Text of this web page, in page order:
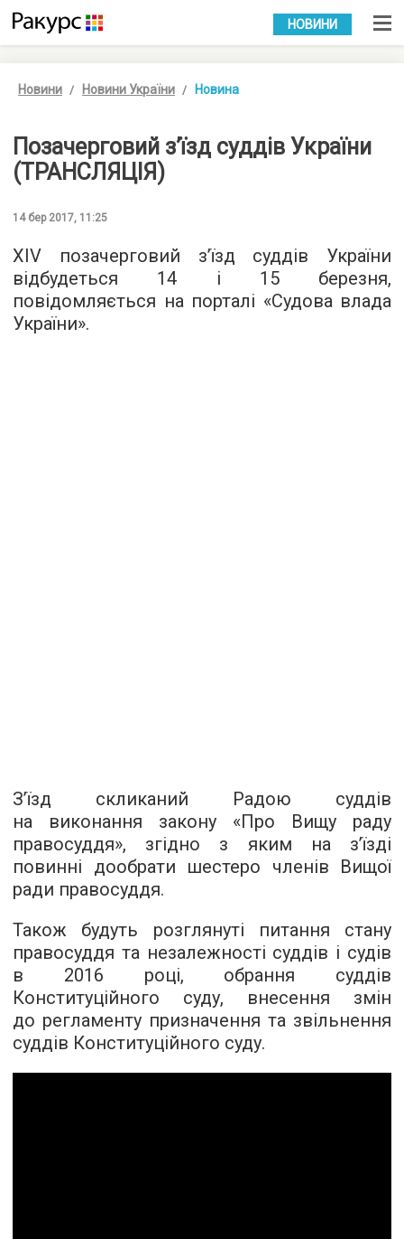
УКР РУС
НОВИНИ
Новини Новини України Новина
Позачерговий з’їзд суддів України
(ТРАНСЛЯЦІЯ)
14 бер 2017, 11:25
XIV позачерговий з’їзд суддів України
відбудеться 14 і 15 березня,
повідомляється на порталі «Судова влада
України».
З’їзд скликаний Радою суддів
на виконання закону «Про Вищу раду
правосуддя», згідно з яким на з’їзді
повинні дообрати шестеро членів Вищої
ради правосуддя.
Також будуть розглянуті питання стану
правосуддя та незалежності суддів і судів
в 2016 році, обрання суддів
Конституційного суду, внесення змін
до регламенту призначення та звільнення
суддів Конституційного суду.